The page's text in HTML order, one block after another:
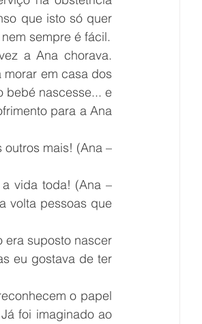
que isto só quer
a Ana chorava.
morar em casa dos
bebé nascesse... e
para a Ana
mais! (Ana –
vida toda! (Ana –
volta pessoas que
era suposto nascer
eu gostava de ter
o papel
foi imaginado ao